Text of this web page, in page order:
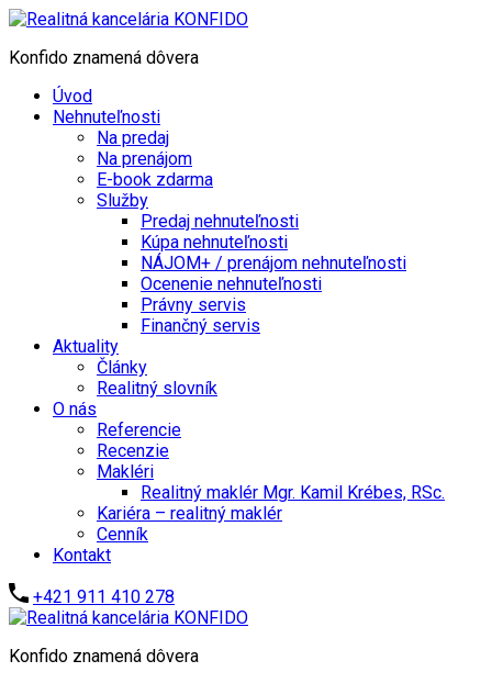
Konfido znamená dôvera
Úvod
Nehnuteľnosti
Na predaj
Na prenájom
E-book zdarma
Služby
Predaj nehnuteľnosti
Kúpa nehnuteľnosti
NÁJOM+ / prenájom nehnuteľnosti
Ocenenie nehnuteľnosti
Právny servis
Finančný servis
Aktuality
Články
Realitný slovník
O nás
Referencie
Recenzie
Makléri
Realitný maklér Mgr. Kamil Krébes, RSc.
Kariéra – realitný maklér
Cenník
Kontakt
+421 911 410 278
Konfido znamená dôvera